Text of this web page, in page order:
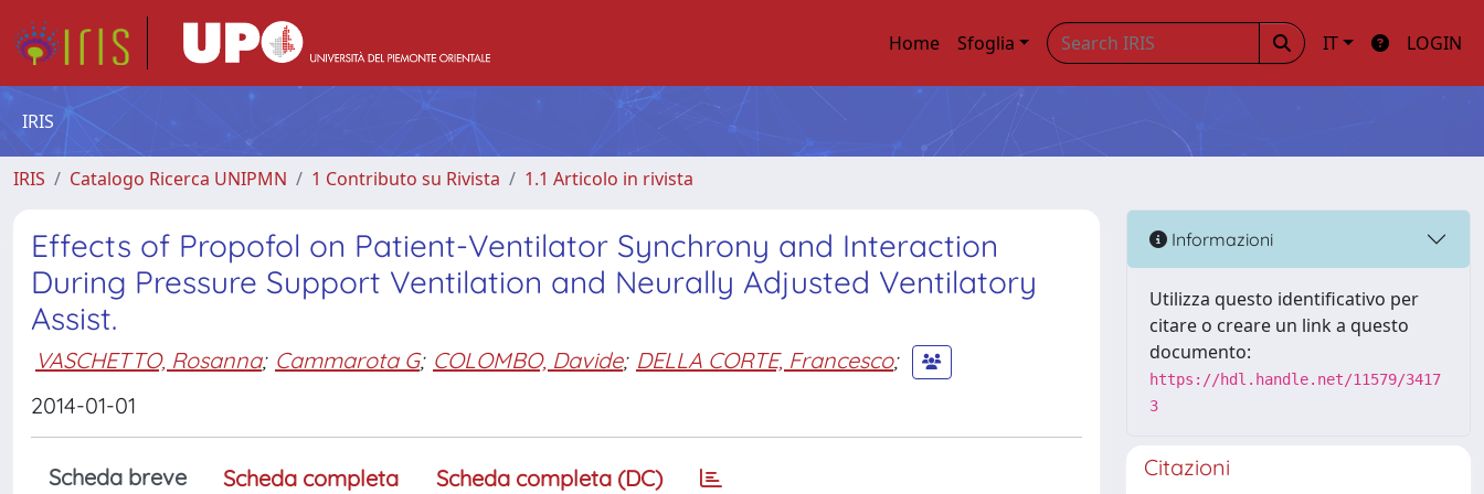
Home Sfoglia IT LOGIN
IRIS
IRIS Catalogo Ricerca UNIPMN 1 Contributo su Rivista 1.1 Articolo in rivista
Effects of Propofol on Patient-Ventilator Synchrony and Interaction
During Pressure Support Ventilation and Neurally Adjusted Ventilatory
Assist.
VASCHETTO, Rosanna; Cammarota G; COLOMBO, Davide; DELLA CORTE, Francesco;
2014-01-01
Scheda breve Scheda completa Scheda completa (DC)
Informazioni
Utilizza questo identificativo per
citare o creare un link a questo
documento:
https://hdl.handle.net/11579/3417
3
Citazioni